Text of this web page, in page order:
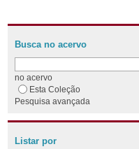
Busca no acervo
no acervo
Esta Coleção
Pesquisa avançada
Listar por